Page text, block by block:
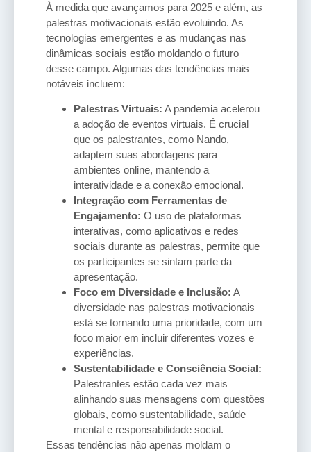
À medida que avançamos para 2025 e além, as
palestras motivacionais estão evoluindo. As
tecnologias emergentes e as mudanças nas
dinâmicas sociais estão moldando o futuro
desse campo. Algumas das tendências mais
notáveis incluem:
Palestras Virtuais: A pandemia acelerou
a adoção de eventos virtuais. É crucial
que os palestrantes, como Nando,
adaptem suas abordagens para
ambientes online, mantendo a
interatividade e a conexão emocional.
Integração com Ferramentas de
Engajamento: O uso de plataformas
interativas, como aplicativos e redes
sociais durante as palestras, permite que
os participantes se sintam parte da
apresentação.
Foco em Diversidade e Inclusão: A
diversidade nas palestras motivacionais
está se tornando uma prioridade, com um
foco maior em incluir diferentes vozes e
experiências.
Sustentabilidade e Consciência Social:
Palestrantes estão cada vez mais
alinhando suas mensagens com questões
globais, como sustentabilidade, saúde
mental e responsabilidade social.
Essas tendências não apenas moldam o